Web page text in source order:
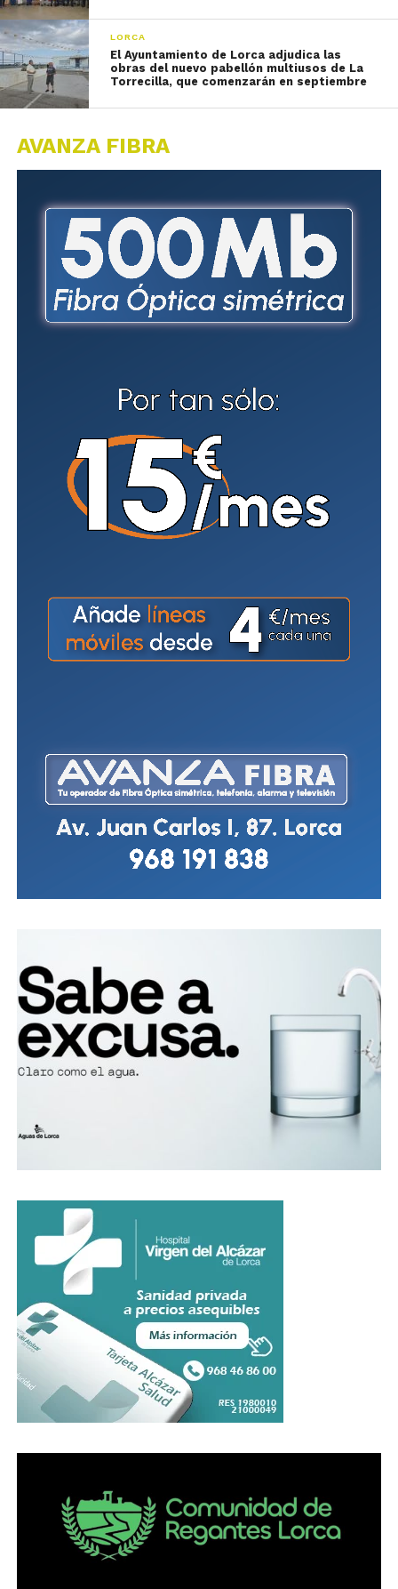
LORCA
El Ayuntamiento de Lorca adjudica las
obras del nuevo pabellón multiusos de La
Torrecilla, que comenzarán en septiembre
AVANZA FIBRA